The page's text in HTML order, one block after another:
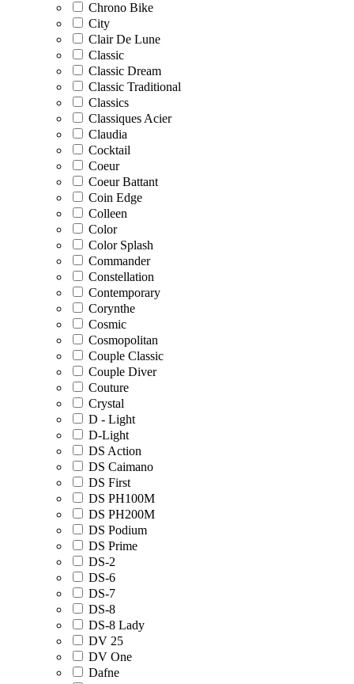
Chrono Bike
City
Clair De Lune
Classic
Classic Dream
Classic Traditional
Classics
Classiques Acier
Claudia
Cocktail
Coeur
Coeur Battant
Coin Edge
Colleen
Color
Color Splash
Commander
Constellation
Contemporary
Corynthe
Cosmic
Cosmopolitan
Couple Classic
Couple Diver
Couture
Crystal
D - Light
D-Light
DS Action
DS Caimano
DS First
DS PH100M
DS PH200M
DS Podium
DS Prime
DS-2
DS-6
DS-7
DS-8
DS-8 Lady
DV 25
DV One
Dafne